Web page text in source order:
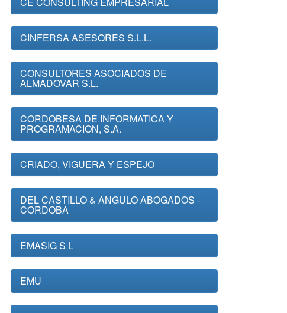
CINFERSA ASESORES S.L.L.
CONSULTORES ASOCIADOS DE
ALMADOVAR S.L.
CORDOBESA DE INFORMATICA Y
PROGRAMACION, S.A.
CRIADO, VIGUERA Y ESPEJO
DEL CASTILLO & ANGULO ABOGADOS -
CORDOBA
EMASIG S L
EMU